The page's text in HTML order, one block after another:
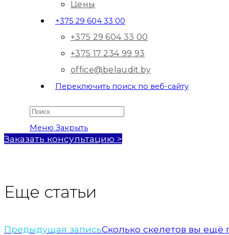
Цены
+375 29 604 33 00
+375 29 604 33 00
+375 17 234 99 93
office@belaudit.by
Переключить поиск по веб-сайту
Меню Закрыть
Если вы тоже хотите, чтобы
Заказать консультацию >
Еще статьи
Предыдущая записьСколько скелетов вы ещё